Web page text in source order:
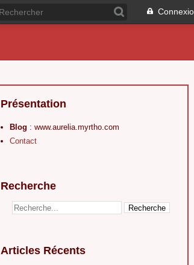
Présentation
Blog : www.aurelia.myrtho.com
Contact
Recherche
Articles Récents